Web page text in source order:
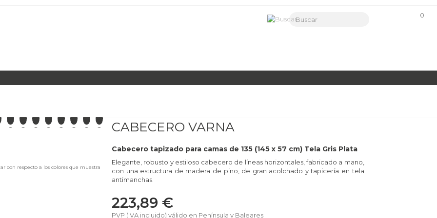
PENÍNSULA
SIN INTERMEDIARIOS
EN TU HOGAR
0
con respecto a los colores que muestra
CABECERO VARNA
Cabecero tapizado para camas de 135 (145 x 57 cm) Tela Gris Plata
Elegante, robusto y estiloso cabecero de líneas horizontales, fabricado a mano,
con una estructura de madera de pino, de gran acolchado y tapicería en tela
antimanchas.
223,89 €
PVP (IVA incluido) válido en Península y Baleares